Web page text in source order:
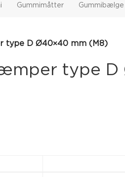
Gummimåtter Gummibælge
type D Ø40×40 mm (M8)
type D